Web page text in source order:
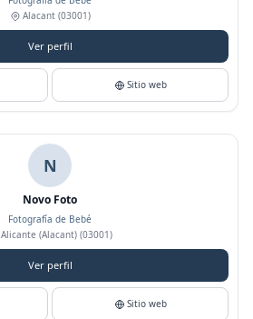
Alacant(03001)
Ver perfil
Sitio web
N
Novo Foto
Fotografía de Bebé
Alicante (Alacant)(03001)
Ver perfil
Sitio web